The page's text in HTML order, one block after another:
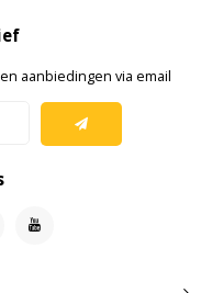
aanbiedingen via email